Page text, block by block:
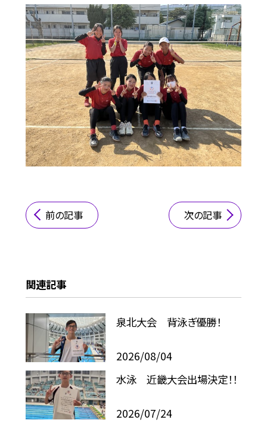
前の記事 次の記事
関連記事
泉北大会 背泳ぎ優勝！
2026/08/04
水泳 近畿大会出場決定！！
2026/07/24